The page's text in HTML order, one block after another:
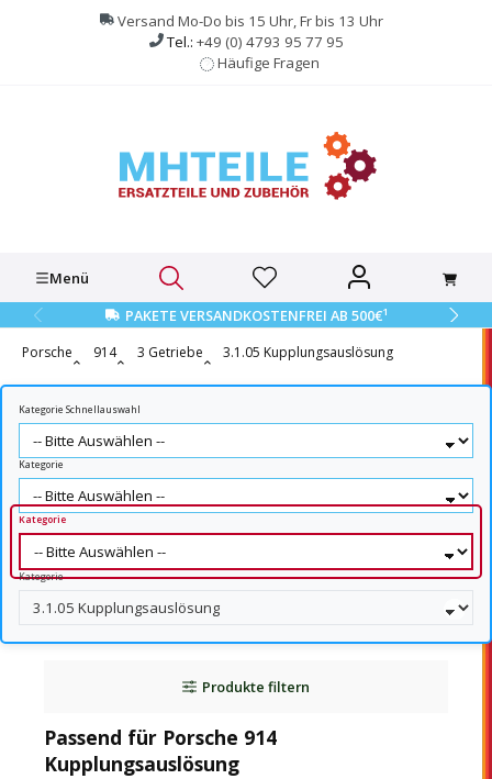
springen
Versand Mo-Do bis 15 Uhr, Fr bis 13 Uhr
Tel.: +49 (0) 4793 95 77 95
Häufige Fragen
Menü
PAKETE VERSANDKOSTENFREI AB 500€1
Porsche 914 3 Getriebe 3.1.05 Kupplungsauslösung
Kategorie Schnellauswahl
Kategorie
Kategorie
Kategorie
Produkte filtern
Passend für Porsche 914
Kupplungsauslösung